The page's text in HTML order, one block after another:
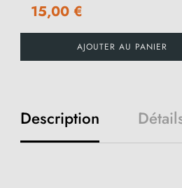
15,00 €
AJOUTER AU PANIER
Description